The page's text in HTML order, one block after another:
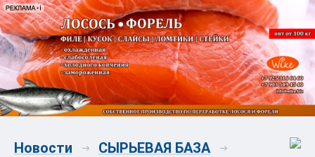
Новости
СЫРЬЕВАЯ БАЗА